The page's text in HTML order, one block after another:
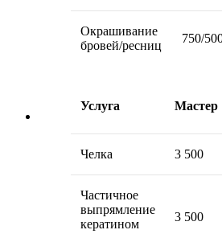
Окрашивание
бровей/ресниц
750/
Услуга Мастер
Челка 3 500
Частичное
выпрямление
кератином
3 500